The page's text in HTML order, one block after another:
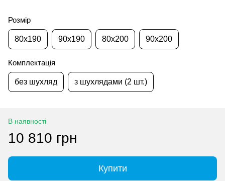
Розмір
80x190 90x190 80x200 90x200
Комплектація
без шухляд з шухлядами (2 шт.)
В наявності
10 810 грн
Купити